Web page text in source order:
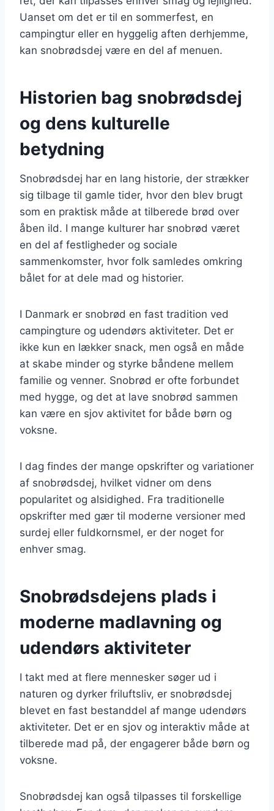
Uanset om det er til en sommerfest, en
campingtur eller en hyggelig aften derhjemme,
kan snobrødsdej være en del af menuen.
Historien bag snobrødsdej
og dens kulturelle
betydning
Snobrødsdej har en lang historie, der strækker
sig tilbage til gamle tider, hvor den blev brugt
som en praktisk måde at tilberede brød over
åben ild. I mange kulturer har snobrød været
en del af festligheder og sociale
sammenkomster, hvor folk samledes omkring
bålet for at dele mad og historier.
I Danmark er snobrød en fast tradition ved
campingture og udendørs aktiviteter. Det er
ikke kun en lækker snack, men også en måde
at skabe minder og styrke båndene mellem
familie og venner. Snobrød er ofte forbundet
med hygge, og det at lave snobrød sammen
kan være en sjov aktivitet for både børn og
voksne.
I dag findes der mange opskrifter og variationer
af snobrødsdej, hvilket vidner om dens
popularitet og alsidighed. Fra traditionelle
opskrifter med gær til moderne versioner med
surdej eller fuldkornsmel, er der noget for
enhver smag.
Snobrødsdejens plads i
moderne madlavning og
udendørs aktiviteter
I takt med at flere mennesker søger ud i
naturen og dyrker friluftsliv, er snobrødsdej
blevet en fast bestanddel af mange udendørs
aktiviteter. Det er en sjov og interaktiv måde at
tilberede mad på, der engagerer både børn og
voksne.
Snobrødsdej kan også tilpasses til forskellige